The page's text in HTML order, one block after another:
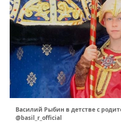
Василий Рыбин в детстве с
@basil_r_official